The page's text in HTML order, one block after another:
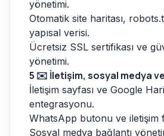
yönetimi.
Otomatik site haritası,
yapısal verisi.
Ücretsiz SSL sertifikası ve
yönetimi.
5 ✉️ İletişim, sosyal medya
İletişim sayfası ve Google
entegrasyonu.
WhatsApp butonu ve iletişim
Sosyal medya bağlantı